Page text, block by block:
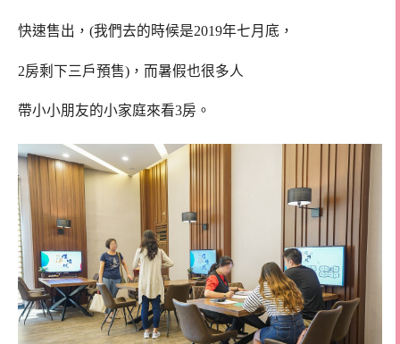
快速售出，(我們去的時候是2019年七月底，
2房剩下三戶預售)，而暑假也很多人
帶小小朋友的小家庭來看3房。